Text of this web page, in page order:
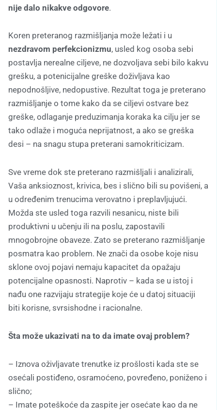
nije dalo nikakve odgovore.
Koren preteranog razmišljanja može ležati i u
nezdravom perfekcionizmu, usled kog osoba sebi
postavlja nerealne ciljeve, ne dozvoljava sebi bilo kakvu
grešku, a potenicijalne greške doživljava kao
nepodnošljive, nedopustive. Rezultat toga je preterano
razmišljanje o tome kako da se ciljevi ostvare bez
greške, odlaganje preduzimanja koraka ka cilju jer se
tako odlaže i moguća neprijatnost, a ako se greška
desi – na snagu stupa preterani samokriticizam.
Sve vreme dok ste preterano razmišljali i analizirali,
Vaša anksioznost, krivica, bes i slično bili su povišeni, a
u određenim trenucima verovatno i preplavljujući.
Možda ste usled toga razvili nesanicu, niste bili
produktivni u učenju ili na poslu, zapostavili
mnogobrojne obaveze. Zato se preterano razmišljanje
posmatra kao problem. Ne znači da osobe koje nisu
sklone ovoj pojavi nemaju kapacitet da opažaju
potencijalne opasnosti. Naprotiv – kada se u istoj i
nađu one razvijaju strategije koje će u datoj situaciji
biti korisne, svrsishodne i racionalne.
Šta može ukazivati na to da imate ovaj problem?
– Iznova oživljavate trenutke iz prošlosti kada ste se
osećali postiđeno, osramoćeno, povređeno, poniženo i
slično;
– Imate poteškoće da zaspite jer osećate kao da ne